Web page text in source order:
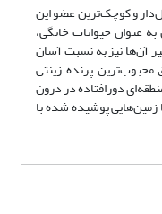
و کوچک‌ترین عضو این
عنوان حیوانات خانگی،
آن‌ها نیز به نسبت آسان
پرنده زینتی
دورافتاده در درون
زمین‌هایی پوشیده شده با